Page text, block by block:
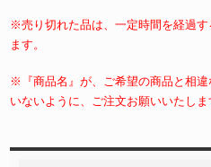
※売り切れた品は、一定時間を経過
ます。
※『商品名』が、ご希望の商品と相
いないように、ご注文お願いいたしま